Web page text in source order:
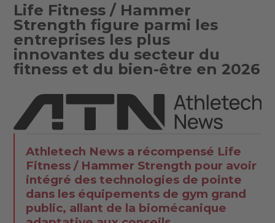
Life Fitness / Hammer
Strength figure parmi les
entreprises les plus
innovantes du secteur du
fitness et du bien-être en 2026
Athletech News a récompensé Life
Fitness / Hammer Strength pour avoir
intégré des technologies de pointe
dans les équipements de gym grand
public, allant de la biomécanique